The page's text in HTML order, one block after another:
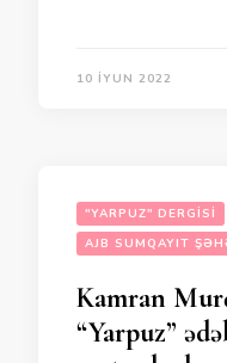
10 İYUN 2022
"YARPUZ" DERGISI
AJB SUMQAYIT
Kamran
“Yarpuz”